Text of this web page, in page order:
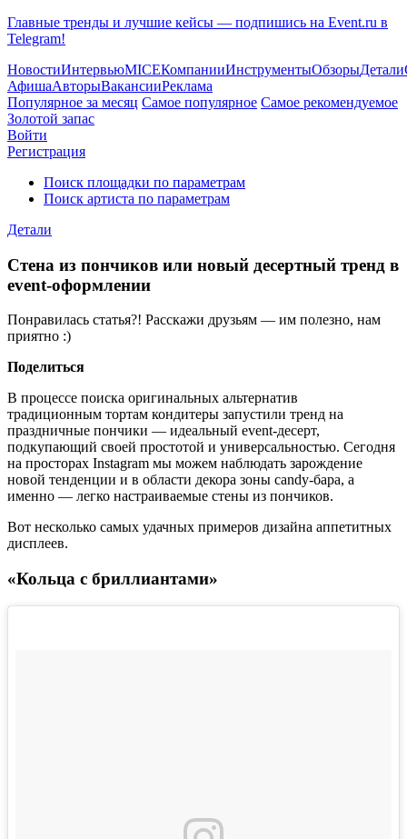
Главные тренды и лучшие кейсы — подпишись на Event.ru в
Telegram!
НовостиИнтервьюMICEКомпанииИнструментыОбзорыДетали
АфишаАвторыВакансииРеклама
Популярное за месяц Самое популярное Самое рекомендуемое
Золотой запас
Войти
Регистрация
Поиск площадки по параметрам
Поиск артиста по параметрам
Детали
Стена из пончиков или новый десертный тренд в
event-оформлении
Понравилась статья?! Расскажи друзьям — им полезно, нам
приятно :)
Поделиться
В процессе поиска оригинальных альтернатив
традиционным тортам кондитеры запустили тренд на
праздничные пончики — идеальный event-десерт,
подкупающий своей простотой и универсальностью. Сегодня
на просторах Instagram мы можем наблюдать зарождение
новой тенденции и в области декора зоны candy-бара, а
именно — легко настраиваемые стены из пончиков.
Вот несколько самых удачных примеров дизайна аппетитных
дисплеев.
«Кольца с бриллиантами»